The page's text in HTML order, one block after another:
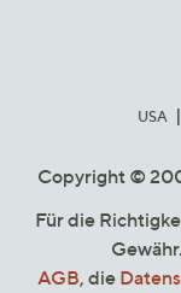
USA
Copyright ©
Für die
AGB, die